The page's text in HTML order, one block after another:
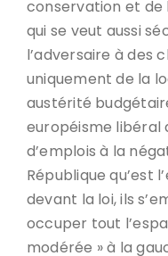
conservation et de
qui se veut aussi
l’adversaire à des
uniquement de la
austérité
européisme libéral
d’emplois à la
République qu’est
devant la loi, ils
occuper tout
modérée » à la